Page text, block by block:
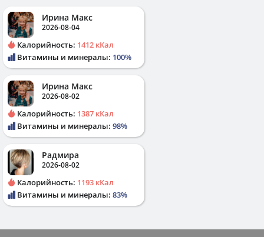
Ирина Макс
2026-08-04
Калорийность: 1412 кКал
Витамины и минералы: 100%
Ирина Макс
2026-08-02
Калорийность: 1387 кКал
Витамины и минералы: 98%
Радмира
2026-08-02
Калорийность: 1193 кКал
Витамины и минералы: 83%